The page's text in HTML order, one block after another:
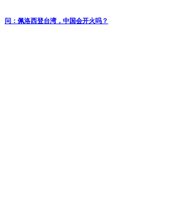
问：佩洛西登台湾，中国会开火吗？